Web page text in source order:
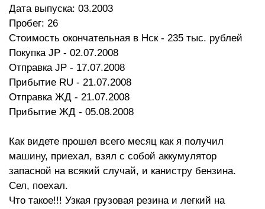
Дата выпуска: 03.2003
Пробег: 26
Стоимость окончательная в Нск - 235 тыс. рублей
Покупка JP - 02.07.2008
Отправка JP - 17.07.2008
Прибытие RU - 21.07.2008
Отправка ЖД - 21.07.2008
Прибытие ЖД - 05.08.2008
Как видете прошел всего месяц как я получил
машину, приехал, взял с собой аккумулятор
запасной на всякий случай, и канистру бензина.
Сел, поехал.
Что такое!!! Узкая грузовая резина и легкий на